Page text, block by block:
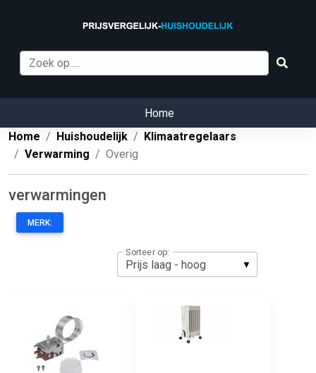
Home
Home
Huishoudelijk
Klimaatregelaars
Verwarming
Overig
verwarmingen
MERK:
Sorteer op: